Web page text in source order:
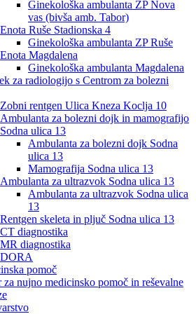
Ginekološka ambulanta ZP Nova
vas (bivša amb. Tabor)
Enota Ruše Stadionska 4
Ginekološka ambulanta ZP Ruše
Enota Magdalena
Ginekološka ambulanta Magdalena
za radiologijo s Centrom za bolezni
Zobni rentgen Ulica Kneza Koclja 10
Ambulanta za bolezni dojk in mamografijo
Sodna ulica 13
Ambulanta za bolezni dojk Sodna
ulica 13
Mamografija Sodna ulica 13
Ambulanta za ultrazvok Sodna ulica 13
Ambulanta za ultrazvok Sodna ulica
13
Rentgen skeleta in pljuč Sodna ulica 13
CT diagnostika
MR diagnostika
DORA
pomoč
za nujno medicinsko pomoč in reševalne